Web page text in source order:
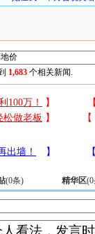
1,683 个相关新闻.
(0条) 精华区(0